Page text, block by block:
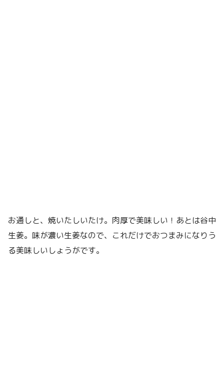
お通しと、焼いたしいたけ。肉厚で美味しい！あとは谷中
生姜。味が濃い生姜なので、これだけでおつまみになりう
る美味しいしょうがです。